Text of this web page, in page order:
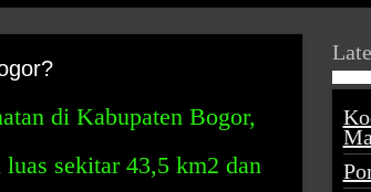
di Kabupaten Bogor,
sekitar 43,5 km2 dan